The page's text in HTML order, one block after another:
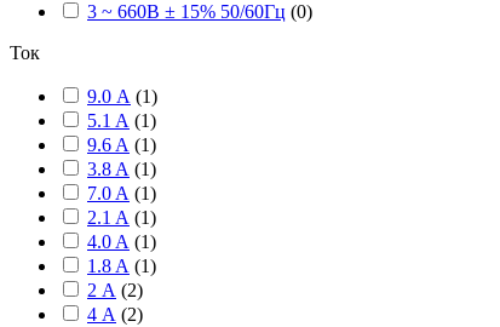
3 ~ 660В ± 15% 50/60Гц (0)
Ток
9.0 А (1)
5.1 A (1)
9.6 A (1)
3.8 A (1)
7.0 A (1)
2.1 A (1)
4.0 A (1)
1.8 A (1)
2 А (2)
4 А (2)